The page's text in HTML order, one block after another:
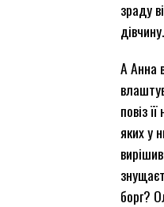
зраду
дівчину.
А Анна
повіз
яких у
борг?